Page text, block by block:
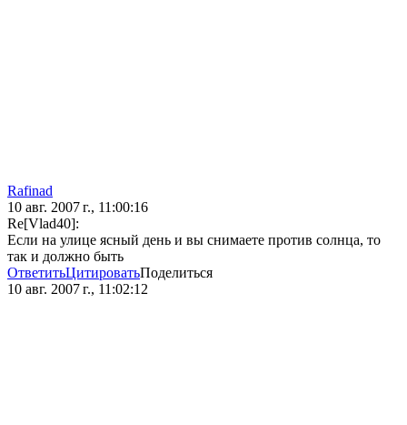
Rafinad
10 авг. 2007 г., 11:00:16
Re[Vlad40]:
Если на улице ясный день и вы снимаете против солнца, то
так и должно быть
ОтветитьЦитироватьПоделиться
10 авг. 2007 г., 11:02:12